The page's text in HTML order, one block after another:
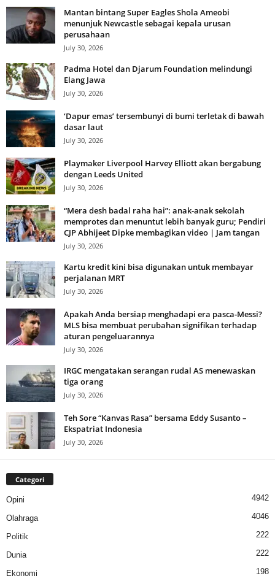
Mantan bintang Super Eagles Shola Ameobi
menunjuk Newcastle sebagai kepala urusan
perusahaan
July 30, 2026
Padma Hotel dan Djarum Foundation melindungi
Elang Jawa
July 30, 2026
‘Dapur emas’ tersembunyi di bumi terletak di bawah
dasar laut
July 30, 2026
Playmaker Liverpool Harvey Elliott akan bergabung
dengan Leeds United
July 30, 2026
“Mera desh badal raha hai”: anak-anak sekolah
memprotes dan menuntut lebih banyak guru; Pendiri
CJP Abhijeet Dipke membagikan video | Jam tangan
July 30, 2026
Kartu kredit kini bisa digunakan untuk membayar
perjalanan MRT
July 30, 2026
Apakah Anda bersiap menghadapi era pasca-Messi?
MLS bisa membuat perubahan signifikan terhadap
aturan pengeluarannya
July 30, 2026
IRGC mengatakan serangan rudal AS menewaskan
tiga orang
July 30, 2026
Teh Sore “Kanvas Rasa” bersama Eddy Susanto –
Ekspatriat Indonesia
July 30, 2026
Categori
Opini 4942
Olahraga 4046
Politik 222
Dunia 222
Ekonomi 198